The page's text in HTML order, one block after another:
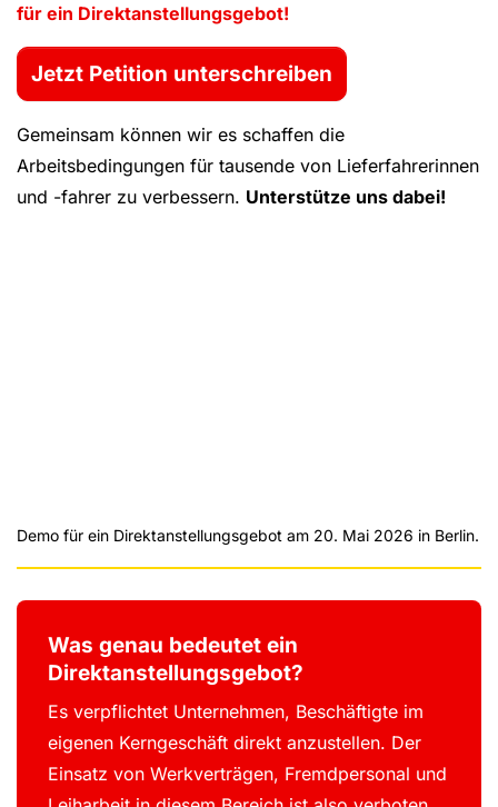
für ein Direktanstellungsgebot!
Jetzt Petition unterschreiben
Gemeinsam können wir es schaffen die
Arbeitsbedingungen für tausende von Lieferfahrerinnen
und -fahrer zu verbessern. Unterstütze uns dabei!
Demo für ein Direktanstellungsgebot am 20. Mai 2026 in Berlin.
Was genau bedeutet ein
Direktanstellungsgebot?
Es verpflichtet Unternehmen, Beschäftigte im
eigenen Kerngeschäft direkt anzustellen. Der
Einsatz von Werkverträgen, Fremdpersonal und